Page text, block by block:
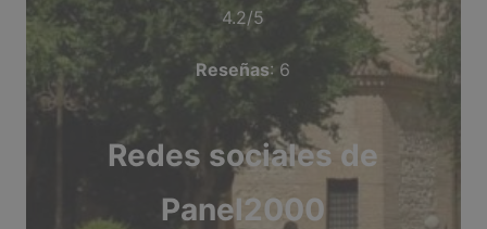
4.2/5
Reseñas: 6
Redes sociales de
Panel2000